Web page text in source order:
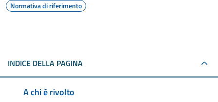
Normativa di riferimento
INDICE DELLA PAGINA
A chi è rivolto